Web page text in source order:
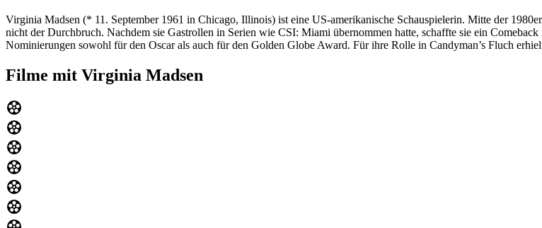
Virginia Madsen (* 11. September 1961 in Chicago, Illinois) ist eine US-amerikanische Schauspielerin. Mitte der
nicht der Durchbruch. Nachdem sie Gastrollen in Serien wie CSI: Miami übernommen hatte, schaffte sie ein
Nominierungen sowohl für den Oscar als auch für den Golden Globe Award. Für ihre Rolle in Candyman’s Fluch
Filme mit Virginia Madsen